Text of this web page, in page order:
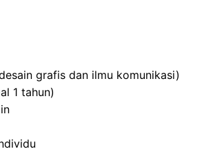
grafis dan ilmu komunikasi)
1 tahun)